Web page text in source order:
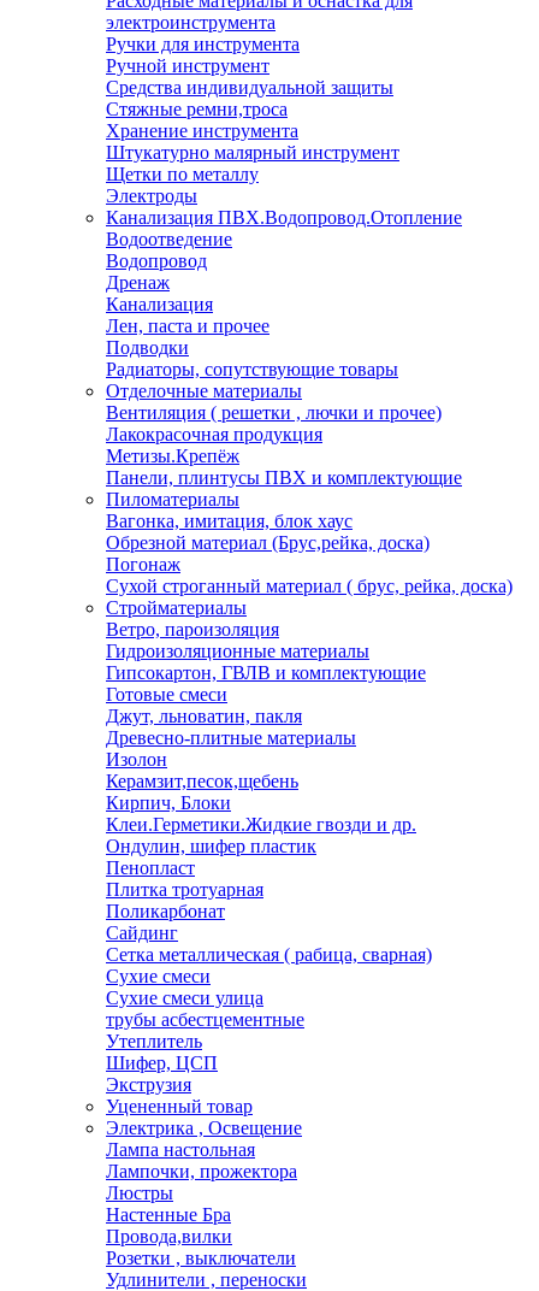
электроинструмента
Ручки для инструмента
Ручной инструмент
Средства индивидуальной защиты
Стяжные ремни,троса
Хранение инструмента
Штукатурно малярный инструмент
Щетки по металлу
Электроды
Канализация ПВХ.Водопровод.Отопление
Водоотведение
Водопровод
Дренаж
Канализация
Лен, паста и прочее
Подводки
Радиаторы, сопутствующие товары
Отделочные материалы
Вентиляция ( решетки , лючки и прочее)
Лакокрасочная продукция
Метизы.Крепёж
Панели, плинтусы ПВХ и комплектующие
Пиломатериалы
Вагонка, имитация, блок хаус
Обрезной материал (Брус,рейка, доска)
Погонаж
Сухой строганный материал ( брус, рейка, доска)
Стройматериалы
Ветро, пароизоляция
Гидроизоляционные материалы
Гипсокартон, ГВЛВ и комплектующие
Готовые смеси
Джут, льноватин, пакля
Древесно-плитные материалы
Изолон
Керамзит,песок,щебень
Кирпич, Блоки
Клеи.Герметики.Жидкие гвозди и др.
Ондулин, шифер пластик
Пенопласт
Плитка тротуарная
Поликарбонат
Сайдинг
Сетка металлическая ( рабица, сварная)
Сухие смеси
Сухие смеси улица
трубы асбестцементные
Утеплитель
Шифер, ЦСП
Экструзия
Уцененный товар
Электрика , Освещение
Лампа настольная
Лампочки, прожектора
Люстры
Настенные Бра
Провода,вилки
Розетки , выключатели
Удлинители , переноски